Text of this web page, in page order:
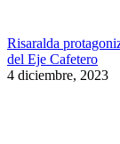
Risaralda
del Eje Cafetero
4 diciembre, 2023